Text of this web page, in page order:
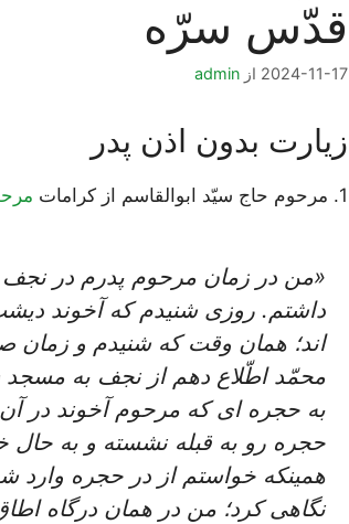
قدّس سرّه
2024-11-17 از admin
زیارت بدون اذن پدر
1. مرحوم حاج سيّد ابوالقاسم از كرامات
«من در زمان مرحوم پدرم در نجف
داشتم. روزى شنيدم كه آخوند
اند؛ همان وقت كه شنيدم و زمان
محمّد اطّلاع دهم از نجف به
به حجره ‏اى كه مرحوم آخوند در آن
حجره رو به قبله نشسته و به
همين‏كه خواستم از در حجره وارد
نگاهى كرد؛ من در همان درگاه